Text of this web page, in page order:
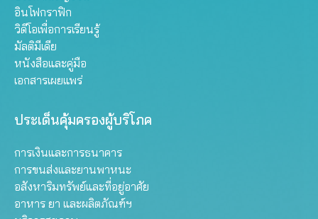
อินโฟกราฟิก
วิดีโอเพื่อการเรียนรู้
มัลติมีเดีย
หนังสือและคู่มือ
เอกสารเผยแพร่
ประเด็นคุ้มครองผู้บริโภค
การเงินและการธนาคาร
การขนส่งและยานพาหนะ
อสังหาริมทรัพย์และที่อยู่อาศัย
อาหาร ยา และผลิตภัณฑ์ฯ